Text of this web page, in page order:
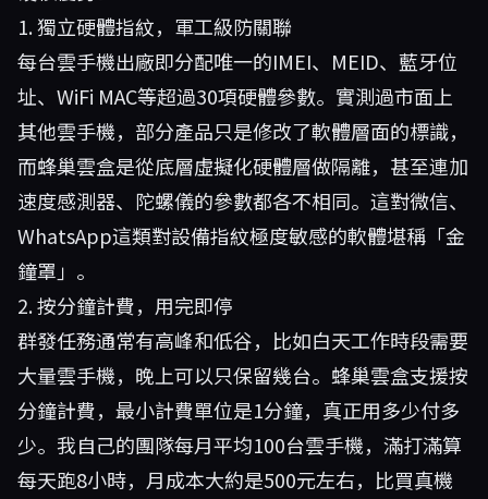
1. 獨立硬體指紋，軍工級防關聯
每台雲手機出廠即分配唯一的IMEI、MEID、藍牙位
址、WiFi MAC等超過30項硬體參數。實測過市面上
其他雲手機，部分產品只是修改了軟體層面的標識，
而蜂巢雲盒是從底層虛擬化硬體層做隔離，甚至連加
速度感測器、陀螺儀的參數都各不相同。這對微信、
WhatsApp這類對設備指紋極度敏感的軟體堪稱「金
鐘罩」。
2. 按分鐘計費，用完即停
群發任務通常有高峰和低谷，比如白天工作時段需要
大量雲手機，晚上可以只保留幾台。蜂巢雲盒支援按
分鐘計費，最小計費單位是1分鐘，真正用多少付多
少。我自己的團隊每月平均100台雲手機，滿打滿算
每天跑8小時，月成本大約是500元左右，比買真機